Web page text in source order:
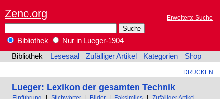
Zeno.org Erweiterte Suche
Bibliothek
Nur in Lueger-1904
Bibliothek
Lesesaal Zufälliger Artikel Kategorien Shop
DRUCKEN
Lueger: Lexikon der gesamten Technik
Einführung Stichwörter Bilder Faksimiles Zufälliger Artikel